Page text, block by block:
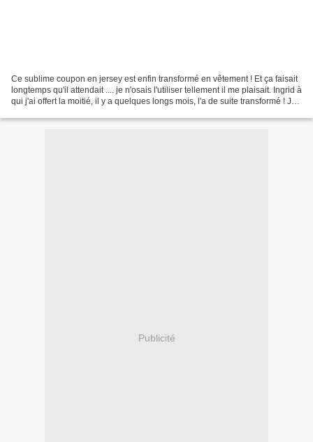
Ce sublime coupon en jersey est enfin transformé en vêtement ! Et ça faisait
longtemps qu'il attendait .... je n'osais l'utiliser tellement il me plaisait. Ingrid à
qui j'ai offert la moitié, il y a quelques longs mois, l'a de suite transformé ! Je
Publicité